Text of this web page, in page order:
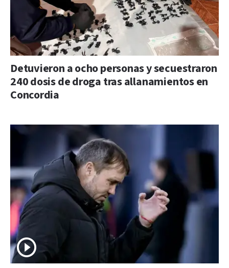
Detuvieron a ocho personas y secuestraron
240 dosis de droga tras allanamientos en
Concordia